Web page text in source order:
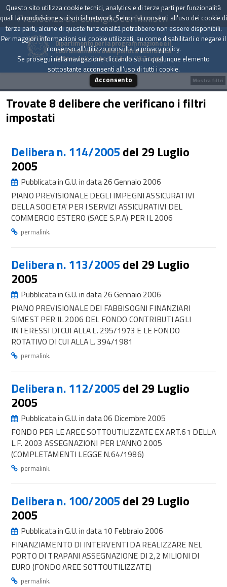
Presidenza del Consiglio dei Ministri
Dipartimento per la programmazione e il
coordinamento della politica economica
Archivio delle Delibere CIPE dal 1967 a oggi
Trovate 8 delibere che verificano i filtri
impostati
Delibera n. 114/2005 del 29 Luglio
2005
Pubblicata in G.U. in data 26 Gennaio 2006
PIANO PREVISIONALE DEGLI IMPEGNI ASSICURATIVI
DELLA SOCIETA' PER I SERVIZI ASSICURATIVI DEL
COMMERCIO ESTERO (SACE S.P.A) PER IL 2006
permalink.
Delibera n. 113/2005 del 29 Luglio
2005
Pubblicata in G.U. in data 26 Gennaio 2006
PIANO PREVISIONALE DEI FABBISOGNI FINANZIARI
SIMEST PER IL 2006 DEL FONDO CONTRIBUTI AGLI
INTERESSI DI CUI ALLA L. 295/1973 E LE FONDO
ROTATIVO DI CUI ALLA L. 394/1981
permalink.
Delibera n. 112/2005 del 29 Luglio
2005
Pubblicata in G.U. in data 06 Dicembre 2005
FONDO PER LE AREE SOTTOUTILIZZATE EX ART.61 DELLA
L.F. 2003 ASSEGNAZIONI PER L'ANNO 2005
(COMPLETAMENTI LEGGE N.64/1986)
permalink.
Delibera n. 100/2005 del 29 Luglio
2005
Pubblicata in G.U. in data 10 Febbraio 2006
FINANZIAMENTO DI INTERVENTI DA REALIZZARE NEL
PORTO DI TRAPANI ASSEGNAZIONE DI 2,2 MILIONI DI
EURO (FONDO AREE SOTTOUTILIZZATE)
permalink.
Mostra filtri
Questo sito utilizza cookie tecnici, analytics e di terze parti per funzionalità
quali la condivisione sui social network. Se non acconsenti all'uso dei cookie di
terze parti, alcune di queste funzionalità potrebbero non essere disponibili.
Per maggiori informazioni sui cookie utilizzati, su come disabilitarli o negare il
consenso all'utilizzo consulta laprivacy policy.
Se prosegui nella navigazione cliccando su un qualunque elemento
sottostante acconsenti all'uso di tutti i cookie.
Acconsento